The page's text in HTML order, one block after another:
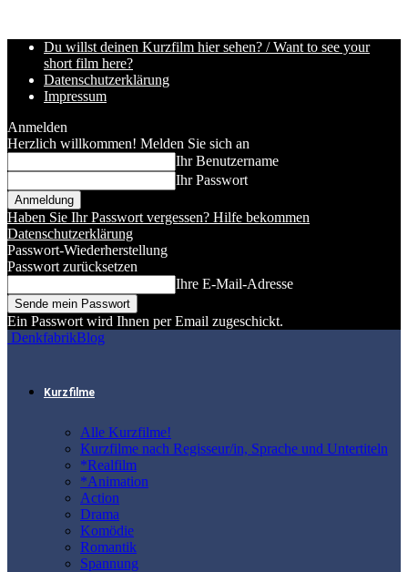
Du willst deinen Kurzfilm hier sehen? / Want to see your
short film here?
Datenschutzerklärung
Impressum
Anmelden
Herzlich willkommen! Melden Sie sich an
Ihr Benutzername
Ihr Passwort
Haben Sie Ihr Passwort vergessen? Hilfe bekommen
Datenschutzerklärung
Passwort-Wiederherstellung
Passwort zurücksetzen
Ihre E-Mail-Adresse
Ein Passwort wird Ihnen per Email zugeschickt.
DenkfabrikBlog
Kurzfilme
Alle Kurzfilme!
Kurzfilme nach Regisseur/in, Sprache und Untertiteln
*Realfilm
*Animation
Action
Drama
Komödie
Romantik
Spannung